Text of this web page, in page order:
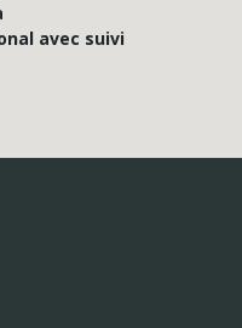
avec suivi